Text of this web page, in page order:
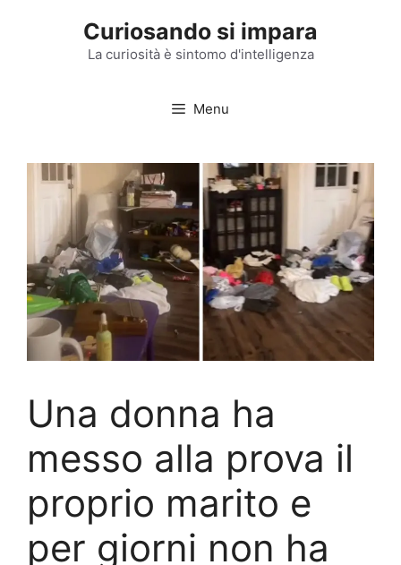
Curiosando si impara
La curiosità è sintomo d'intelligenza
Menu
Una donna ha
messo alla prova il
proprio marito e
per giorni non ha